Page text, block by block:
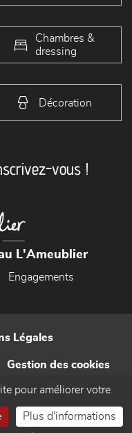
Chambres &
dressing
Décoration
vous !
L'Ameublier
Engagements
Légales
Gestion des cookies
pour améliorer votre
Plus d'informations